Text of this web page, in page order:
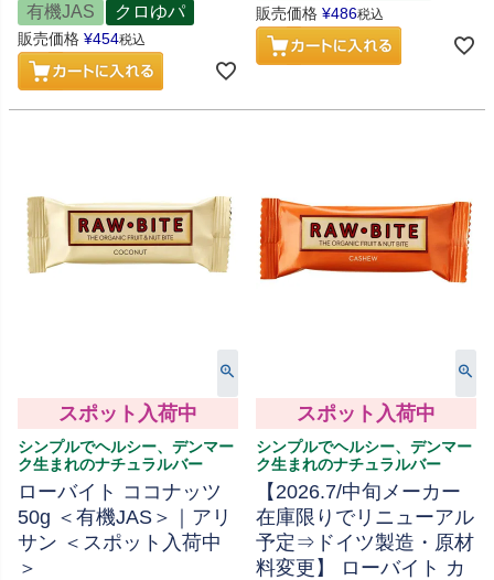
有機JAS クロゆパ
販売価格 ¥454税込
販売価格 ¥486税込
スポット入荷中
シンプルでヘルシー、デンマー
ク生まれのナチュラルバー
ローバイト ココナッツ
50g ＜有機JAS＞｜アリ
サン ＜スポット入荷中
＞
スポット入荷中
シンプルでヘルシー、デンマー
ク生まれのナチュラルバー
【2026.7/中旬メーカー
在庫限りでリニューアル
予定⇒ドイツ製造・原材
料変更】 ローバイト カ